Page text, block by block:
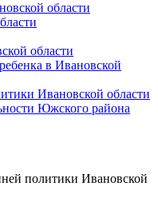
области
области
в Ивановской
Ивановской области
Южского района
политики Ивановской